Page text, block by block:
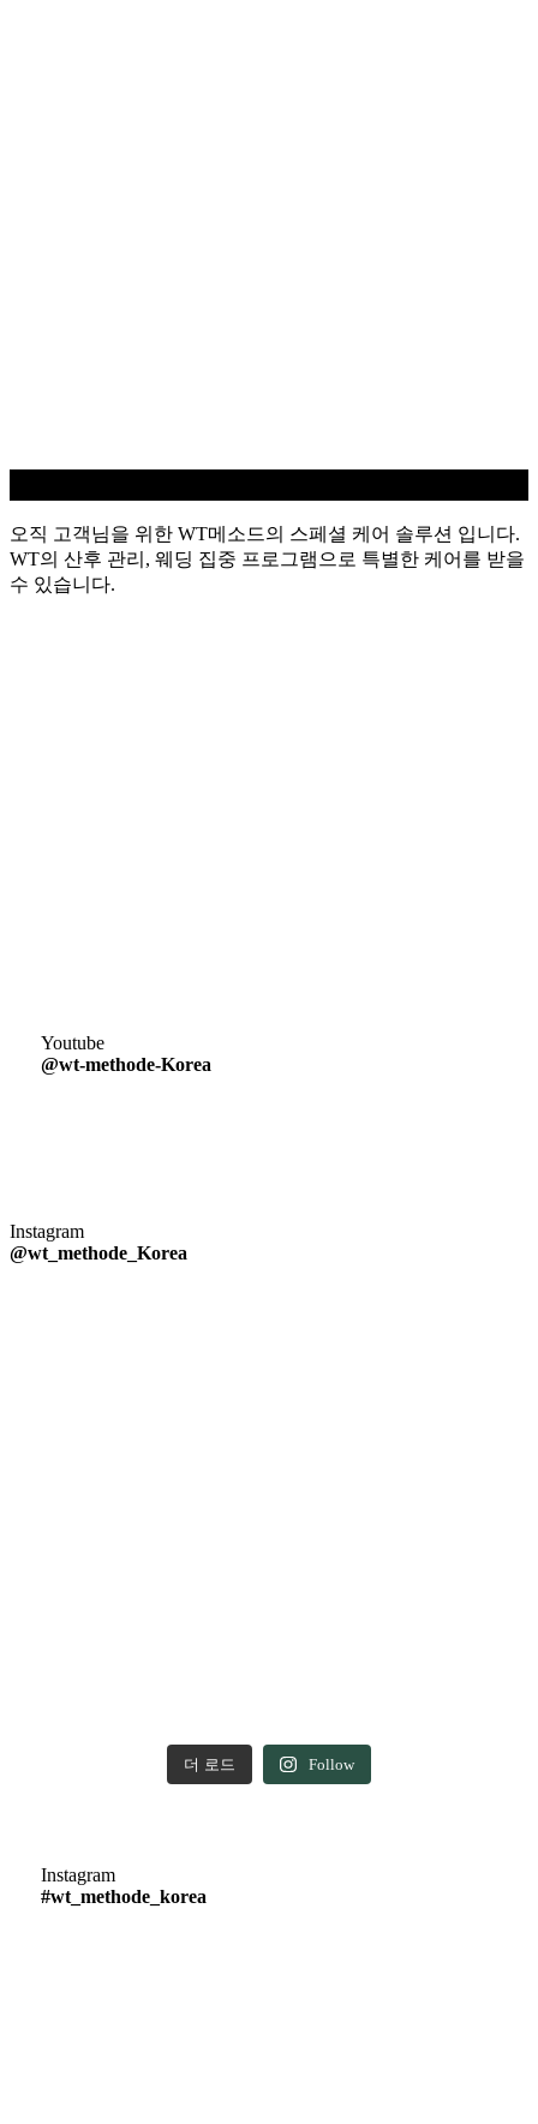
오직 고객님을 위한 WT메소드의 스페셜 케어 솔루션 입니다.
WT의 산후 관리, 웨딩 집중 프로그램으로 특별한 케어를 받을
수 있습니다.
Youtube
@wt-methode-Korea
Instagram
@wt_methode_Korea
더 로드 Follow
Instagram
#wt_methode_korea